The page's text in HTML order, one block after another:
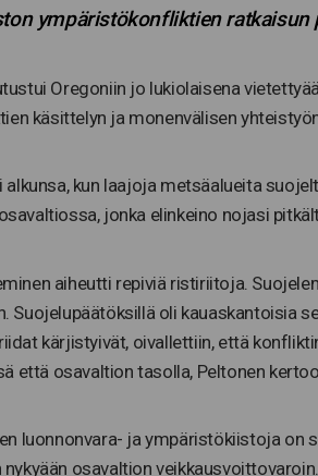
ympäristökonfliktien ratkaisun
Oregoniin jo lukiolaisena
käsittelyn ja monenvälisen
alkunsa, kun laajoja metsäalueita
jonka elinkeino nojasi
aiheutti repiviä ristiriitoja.
Suojelupäätöksillä oli kauaskantoisia
kärjistyivät, oivallettiin, että
että osavaltion tasolla, Peltonen kertoo.
luonnonvara- ja ympäristökiistoja on
osavaltion